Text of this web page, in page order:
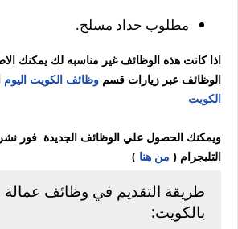
مطلوب حداد مسلح.
اذا كانت هذه الوظائف غير مناسبه لك يمكنك
الوظائف عبر زيارات قسم وظائف الكويت اليوم
الكويت
ويمكنك الحصول علي الوظائف الجديدة فور
التليجرام ( من هنا )
طريقة التقديم في وظائف عمالة
بالكويت: